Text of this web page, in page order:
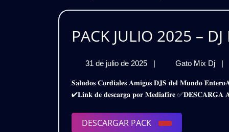
PACK JULIO 2025 –
31 de julio de 2025
31
julio
de
| Gato Mix Dj
–
|
𝐒𝐚𝐥𝐮𝐝𝐨𝐬 𝐂𝐨𝐫𝐝𝐢𝐚𝐥𝐞𝐬 𝐀𝐦𝐢𝐠𝐨𝐬 𝐃𝐉𝐒 𝐝𝐞𝐥 𝐌𝐮𝐧𝐝𝐨 𝐄𝐧𝐭𝐞𝐫𝐨𝐀𝐪𝐮𝐢 𝐥𝐞𝐬 𝐓𝐫𝐚𝐢𝐠𝐨 𝐞𝐬𝐭𝐞 𝐒𝐮𝐩𝐞𝐫 𝐏𝐚𝐜𝐤𝐃𝐣 𝐋𝐞𝐱𝐞𝐝𝐢𝐭 – 𝐔𝐩𝐝𝐚𝐭𝐞 𝐉𝐮𝐥𝐢𝐨 𝟐𝟎𝟐𝟓
✔𝐋𝐢𝐧𝐤 𝐝𝐞 𝐝𝐞𝐬𝐜𝐚𝐫𝐠𝐚 𝐩𝐨𝐫 𝐌𝐞𝐝𝐢𝐚𝐟𝐢𝐫𝐞
DESCARGAR PACK
DESCARGAR